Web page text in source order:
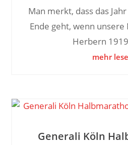
Man merkt, dass das
Ende geht, wenn unsere
Herbern
mehr
Generali Köln